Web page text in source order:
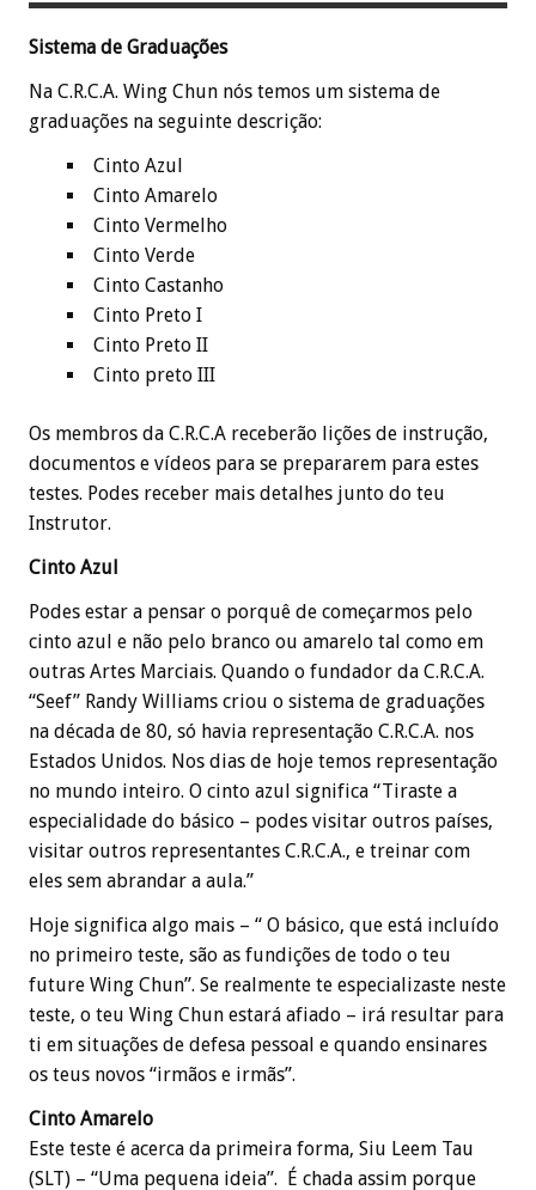
Sistema de Graduações
Na C.R.C.A. Wing Chun nós temos um sistema de
graduações na seguinte descrição:
Cinto Azul
Cinto Amarelo
Cinto Vermelho
Cinto Verde
Cinto Castanho
Cinto Preto I
Cinto Preto II
Cinto preto III
Os membros da C.R.C.A receberão lições de instrução,
documentos e vídeos para se prepararem para estes
testes. Podes receber mais detalhes junto do teu
Instrutor.
Cinto Azul
Podes estar a pensar o porquê de começarmos pelo
cinto azul e não pelo branco ou amarelo tal como em
outras Artes Marciais. Quando o fundador da C.R.C.A.
“Seef” Randy Williams criou o sistema de graduações
na década de 80, só havia representação C.R.C.A. nos
Estados Unidos. Nos dias de hoje temos representação
no mundo inteiro. O cinto azul significa “Tiraste a
especialidade do básico – podes visitar outros países,
visitar outros representantes C.R.C.A., e treinar com
eles sem abrandar a aula.”
Hoje significa algo mais – “ O básico, que está incluído
no primeiro teste, são as fundições de todo o teu
future Wing Chun”. Se realmente te especializaste neste
teste, o teu Wing Chun estará afiado – irá resultar para
ti em situações de defesa pessoal e quando ensinares
os teus novos “irmãos e irmãs”.
Cinto Amarelo
Este teste é acerca da primeira forma, Siu Leem Tau
(SLT) – “Uma pequena ideia”. É chada assim porque